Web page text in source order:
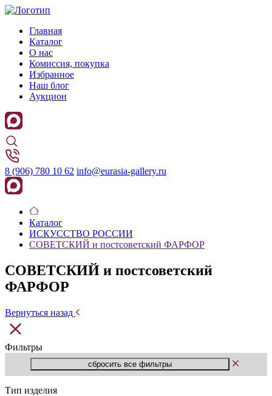
Главная
Каталог
О нас
Комиссия, покупка
Избранное
Наш блог
Аукцион
8 (906) 780 10 62 info@eurasia-gallery.ru
Каталог
ИСКУССТВО РОССИИ
СОВЕТСКИЙ и постсоветский ФАРФОР
СОВЕТСКИЙ и постсоветский
ФАРФОР
Вернуться назад
Фильтры
Тип изделия